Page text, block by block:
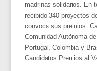
madrinas solidarios. En
recibido 340 proyectos
convoca sus premios:
Comunidad Autónoma
Portugal, Colombia y
Candidatos Premios al